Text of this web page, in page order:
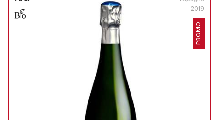
2019
PROMO